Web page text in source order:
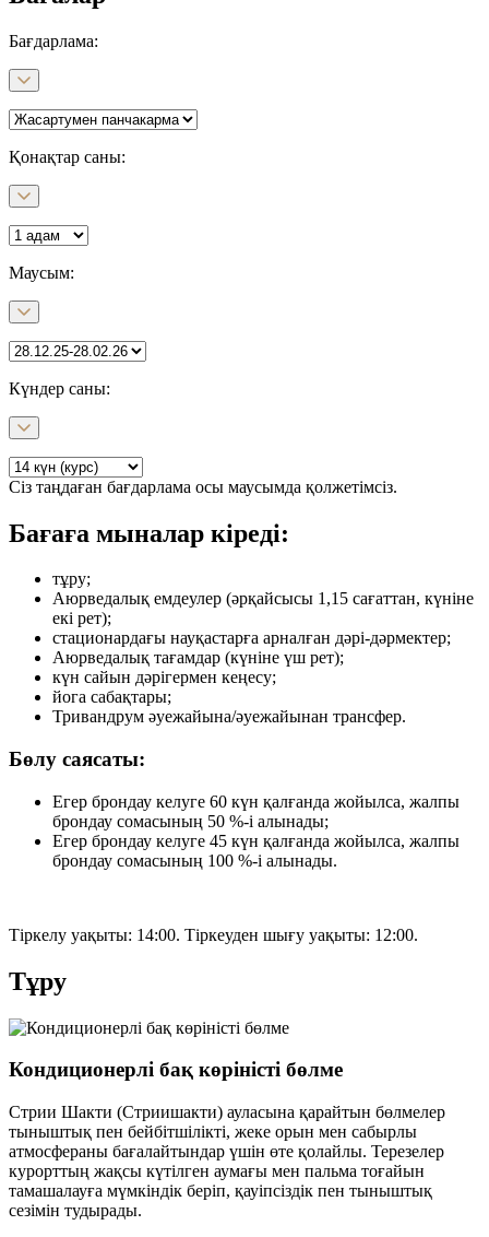
Бағдарлама:
Қонақтар саны:
Маусым:
Күндер саны:
Сіз таңдаған бағдарлама осы маусымда қолжетімсіз.
Бағаға мыналар кіреді:
тұру;
Аюрведалық емдеулер (әрқайсысы 1,15 сағаттан, күніне
екі рет);
стационардағы науқастарға арналған дәрі-дәрмектер;
Аюрведалық тағамдар (күніне үш рет);
күн сайын дәрігермен кеңесу;
йога сабақтары;
Тривандрум әуежайына/әуежайынан трансфер.
Бөлу саясаты:
Егер брондау келуге 60 күн қалғанда жойылса, жалпы
брондау сомасының 50 %-і алынады;
Егер брондау келуге 45 күн қалғанда жойылса, жалпы
брондау сомасының 100 %-і алынады.
Тіркелу уақыты: 14:00. Тіркеуден шығу уақыты: 12:00.
Тұру
Кондиционерлі бақ көріністі бөлме
Стрии Шакти (Стриишакти) ауласына қарайтын бөлмелер
тыныштық пен бейбітшілікті, жеке орын мен сабырлы
атмосфераны бағалайтындар үшін өте қолайлы. Терезелер
курорттың жақсы күтілген аумағы мен пальма тоғайын
тамашалауға мүмкіндік беріп, қауіпсіздік пен тыныштық
сезімін тудырады.